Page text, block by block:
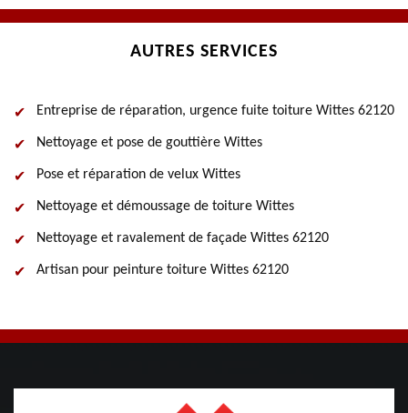
AUTRES SERVICES
Entreprise de réparation, urgence fuite toiture Wittes 62120
Nettoyage et pose de gouttière Wittes
Pose et réparation de velux Wittes
Nettoyage et démoussage de toiture Wittes
Nettoyage et ravalement de façade Wittes 62120
Artisan pour peinture toiture Wittes 62120